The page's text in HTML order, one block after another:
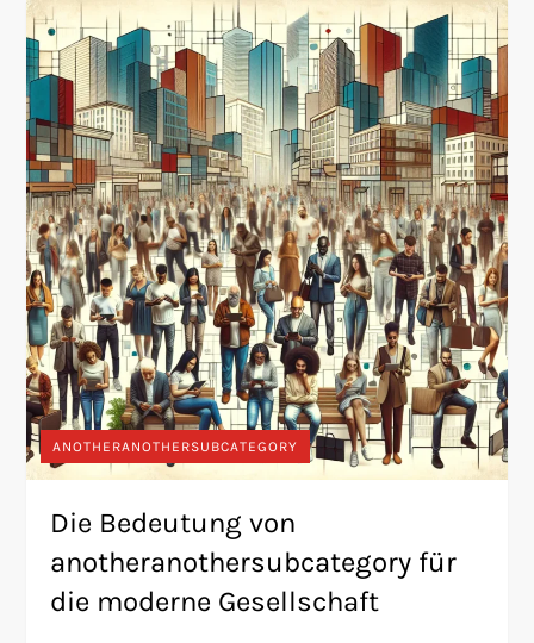
ANOTHERANOTHERSUBCATEGORY
Die Bedeutung von
anotheranothersubcategory für
die moderne Gesellschaft